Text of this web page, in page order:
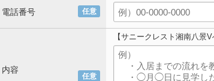
任意
電話番号
任意
内容
【サニークレスト湘南八景